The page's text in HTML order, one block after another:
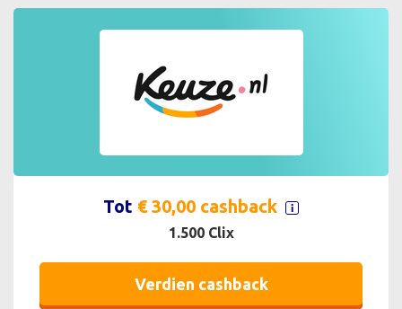
Tot € 30,00 cashback
1.500 Clix
Verdien cashback